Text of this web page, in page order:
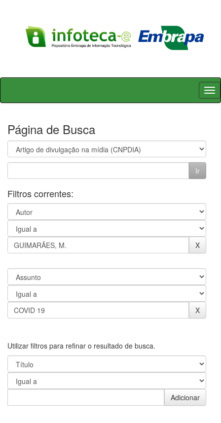
Skip
Página de Busca
Filtros correntes:
Utilizar filtros para refinar o resultado de busca.